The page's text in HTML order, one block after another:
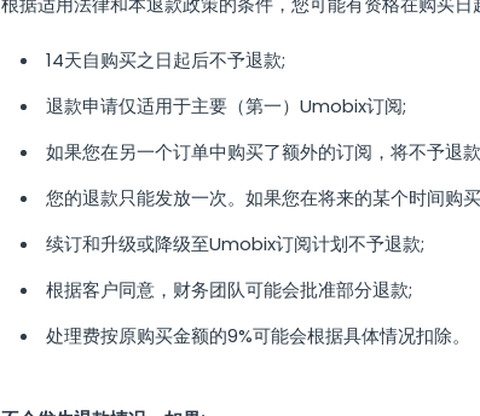
14天自购买之日起后不予退款;
退款申请仅适用于主要（第一）Umobix订阅;
如果您在另一个订单中购买了额外的订阅，将不予退
您的退款只能发放一次。如果您在将来的某个时间购
续订和升级或降级至Umobix订阅计划不予退款;
根据客户同意，财务团队可能会批准部分退款;
处理费按原购买金额的9%可能会根据具体情况扣除。